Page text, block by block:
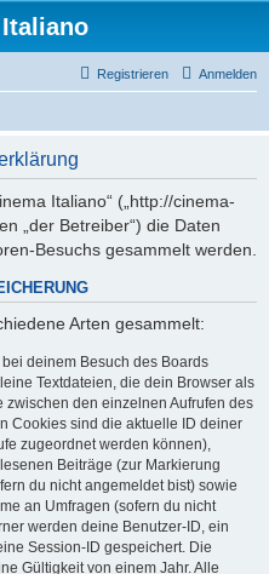
Anmelden
Registrieren
Italiano“ („http://cinema-
„der Betreiber“) die Daten
Besuchs gesammelt werden.
Arten gesammelt:
deinem Besuch des Boards
Textdateien, die dein Browser als
den einzelnen Aufrufen des
Cookies sind die aktuelle ID deiner
zugeordnet werden können),
Beiträge (zur Markierung
du nicht angemeldet bist) sowie
an Umfragen (sofern du nicht
werden deine Benutzer-ID, ein
Session-ID gespeichert. Die
Gültigkeit von einem Jahr. Alle